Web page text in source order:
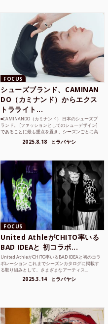
FOCUS
シューズブランド、CAMINAN
DO（カミナンド）からエクス
トラライト...
■CAMINANDO（カミナンド） 日本のシューズブ
ランド。 [ファッションとしてのシューデザイン]
であることに最も重点を置き、シーズンごとに高
2025.8.18 ヒラバヤシ
FOCUS
United AthleがCHITO率いる
BAD IDEAと 初コラボ...
United AthleがCHITO率いるBAD IDEAと初のコラ
ボレーション これまでシーズンカタログに掲載す
る取り組みとして、さまざまなアーティス...
2025.3.14 ヒラバヤシ